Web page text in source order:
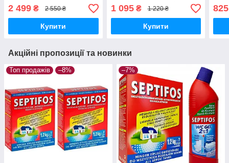
очищає, знежирює.
Епарсіл Септіфос
2 499 ₴ 2 550 ₴
Купити
туалетів. Епарсіл
Септіфос.
1 095₴ 1 220 ₴
Купити
825
Акційні пропозиції та новинки
Топ продажів –8% –7%